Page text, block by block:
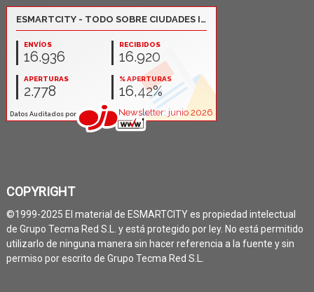
COPYRIGHT
©1999-2025 El material de ESMARTCITY es propiedad intelectual
de Grupo Tecma Red S.L. y está protegido por ley. No está permitido
utilizarlo de ninguna manera sin hacer referencia a la fuente y sin
permiso por escrito de Grupo Tecma Red S.L.